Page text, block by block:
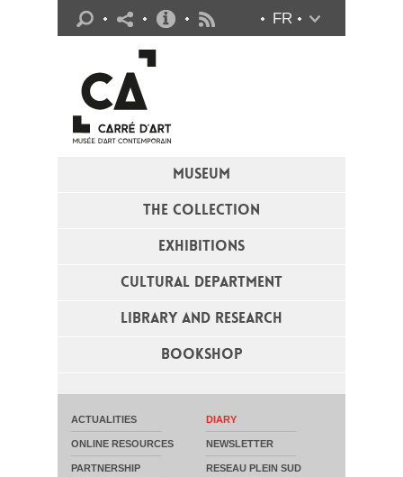
MUSEUM
THE COLLECTION
EXHIBITIONS
CULTURAL DEPARTMENT
LIBRARY AND RESEARCH
BOOKSHOP
FR
ACTUALITIES DIARY
ONLINE RESOURCES NEWSLETTER
PARTNERSHIP RESEAU PLEIN SUD
Practical info